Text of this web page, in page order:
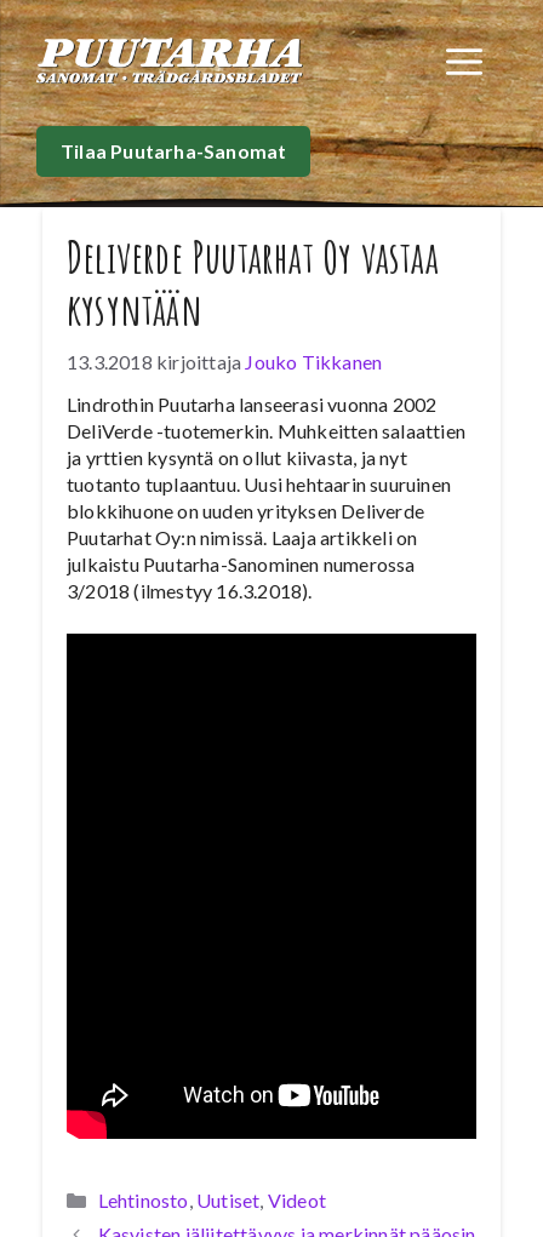
Siirry
sisältöön
Tilaa Puutarha-Sanomat
Deliverde Puutarhat Oy vastaa
kysyntään
13.3.2018 kirjoittaja Jouko Tikkanen
Lindrothin Puutarha lanseerasi vuonna 2002
DeliVerde -tuotemerkin. Muhkeitten salaattien
ja yrttien kysyntä on ollut kiivasta, ja nyt
tuotanto tuplaantuu. Uusi hehtaarin suuruinen
blokkihuone on uuden yrityksen Deliverde
Puutarhat Oy:n nimissä. Laaja artikkeli on
julkaistu Puutarha-Sanominen numerossa
3/2018 (ilmestyy 16.3.2018).
Kategoriat
Lehtinosto, Uutiset, Videot